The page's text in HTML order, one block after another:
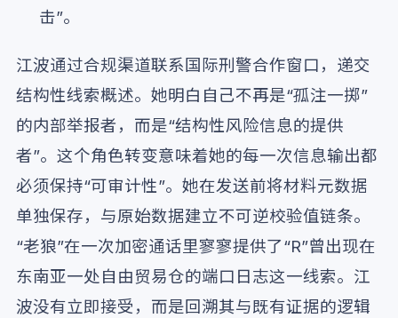
击”。
江波通过合规渠道联系国际刑警合作窗口，递交
结构性线索概述。她明白自己不再是“孤注一掷”
的内部举报者，而是“结构性风险信息的提供
者”。这个角色转变意味着她的每一次信息输出都
必须保持“可审计性”。她在发送前将材料元数据
单独保存，与原始数据建立不可逆校验值链条。
“老狼”在一次加密通话里寥寥提供了“R”曾出现在
东南亚一处自由贸易仓的端口日志这一线索。江
波没有立即接受，而是回溯其与既有证据的逻辑